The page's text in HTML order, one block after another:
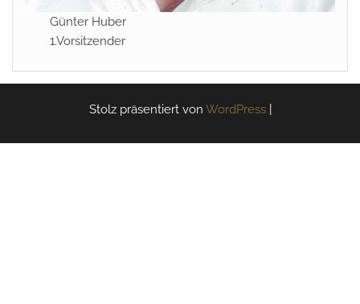
Günter Huber
1.Vorsitzender
Stolz präsentiert von WordPress